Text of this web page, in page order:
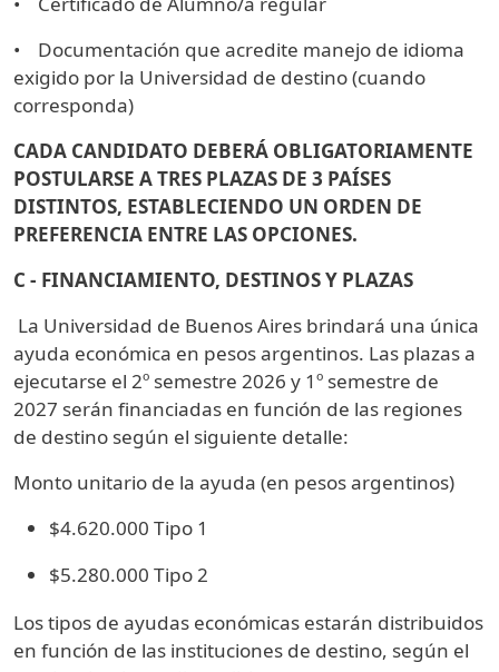
• Documentación que acredite manejo de idioma
exigido por la Universidad de destino (cuando
corresponda)
CADA CANDIDATO DEBERÁ OBLIGATORIAMENTE
POSTULARSE A TRES PLAZAS DE 3 PAÍSES
DISTINTOS, ESTABLECIENDO UN ORDEN DE
PREFERENCIA ENTRE LAS OPCIONES.
C - FINANCIAMIENTO, DESTINOS Y PLAZAS
La Universidad de Buenos Aires brindará una única
ayuda económica en pesos argentinos. Las plazas a
ejecutarse el 2º semestre 2026 y 1º semestre de
2027 serán financiadas en función de las regiones
de destino según el siguiente detalle:
Monto unitario de la ayuda (en pesos argentinos)
$4.620.000 Tipo 1
$5.280.000 Tipo 2
Los tipos de ayudas económicas estarán distribuidos
en función de las instituciones de destino, según el